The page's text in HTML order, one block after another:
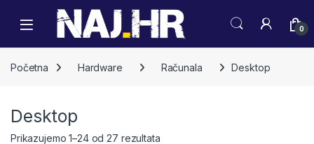
Skip to navigation
Skip to content
0
Početna Hardware Računala Desktop
Desktop
Prikazujemo 1–24 od 27 rezultataPoredano po cijeni: od niske do